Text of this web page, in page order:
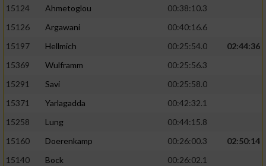
15124
Ahmetoglou
00:38:10.3
15126
Argawani
00:40:16.6
15197
Hellmich 00:25:54.0
02:44:36
15369
Wulframm
00:25:56.3
15291
Savi
00:25:58.0
15371
Yarlagadda
00:42:32.1
15258
Lung
00:44:15.8
15160
Doerenkamp 00:26:00.3
02:50:14
15140
Bock
00:26:02.1